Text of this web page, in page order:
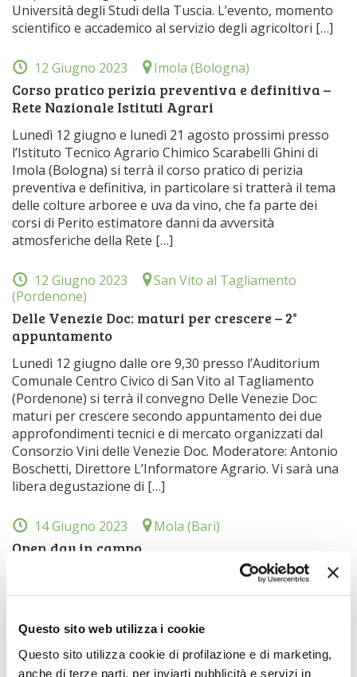
Questo sito web utilizza i cookie
Questo sito utilizza cookie di profilazione e di marketing,
anche di terze parti, per inviarti pubblicità e servizi in
Università degli Studi della Tuscia. L’evento, momento
scientifico e accademico al servizio degli agricoltori […]
12 Giugno 2023 Imola (Bologna)
Corso pratico perizia preventiva e definitiva –
Rete Nazionale Istituti Agrari
Lunedì 12 giugno e lunedì 21 agosto prossimi presso
l’Istituto Tecnico Agrario Chimico Scarabelli Ghini di
Imola (Bologna) si terrà il corso pratico di perizia
preventiva e definitiva, in particolare si tratterà il tema
delle colture arboree e uva da vino, che fa parte dei
corsi di Perito estimatore danni da avversità
atmosferiche della Rete […]
12 Giugno 2023
San Vito al Tagliamento
(Pordenone)
Delle Venezie Doc: maturi per crescere – 2°
appuntamento
Lunedì 12 giugno dalle ore 9,30 presso l’Auditorium
Comunale Centro Civico di San Vito al Tagliamento
(Pordenone) si terrà il convegno Delle Venezie Doc:
maturi per crescere secondo appuntamento dei due
approfondimenti tecnici e di mercato organizzati dal
Consorzio Vini delle Venezie Doc. Moderatore: Antonio
Boschetti, Direttore L’Informatore Agrario. Vi sarà una
libera degustazione di […]
14 Giugno 2023 Mola (Bari)
Open day in campo
Mercoledì 14 giugno dalle 15 alle 17 l’Azienda
Sperimentale La Noria dell’Istituto di Scienze delle
(Open day in campo) ai visitatori interessati a conoscere
i sistemi di coltivazione realizzati per il progetto
SOILLESS (Sostenibilità ambientale, innovazioni di